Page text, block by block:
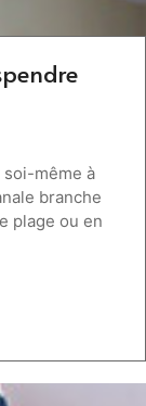
même à
branche
plage ou en